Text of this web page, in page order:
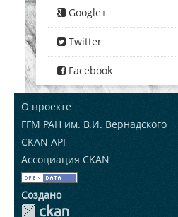
Google+
Twitter
Facebook
О проекте
ГГМ РАН им. В.И. Вернадского
CKAN API
Ассоциация CKAN
Создано